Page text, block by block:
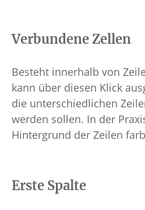
Verbundene Zellen
Besteht innerhalb von
kann über diesen Klick
die unterschiedlichen
werden sollen. In der
Hintergrund der Zeilen
Erste Spalte